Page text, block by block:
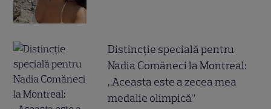
Distincție specială pentru
Nadia Comăneci la Montreal:
„Aceasta este a zecea mea
medalie olimpică”